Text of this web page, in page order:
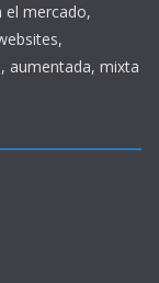
el mercado,
aumentada, mixta